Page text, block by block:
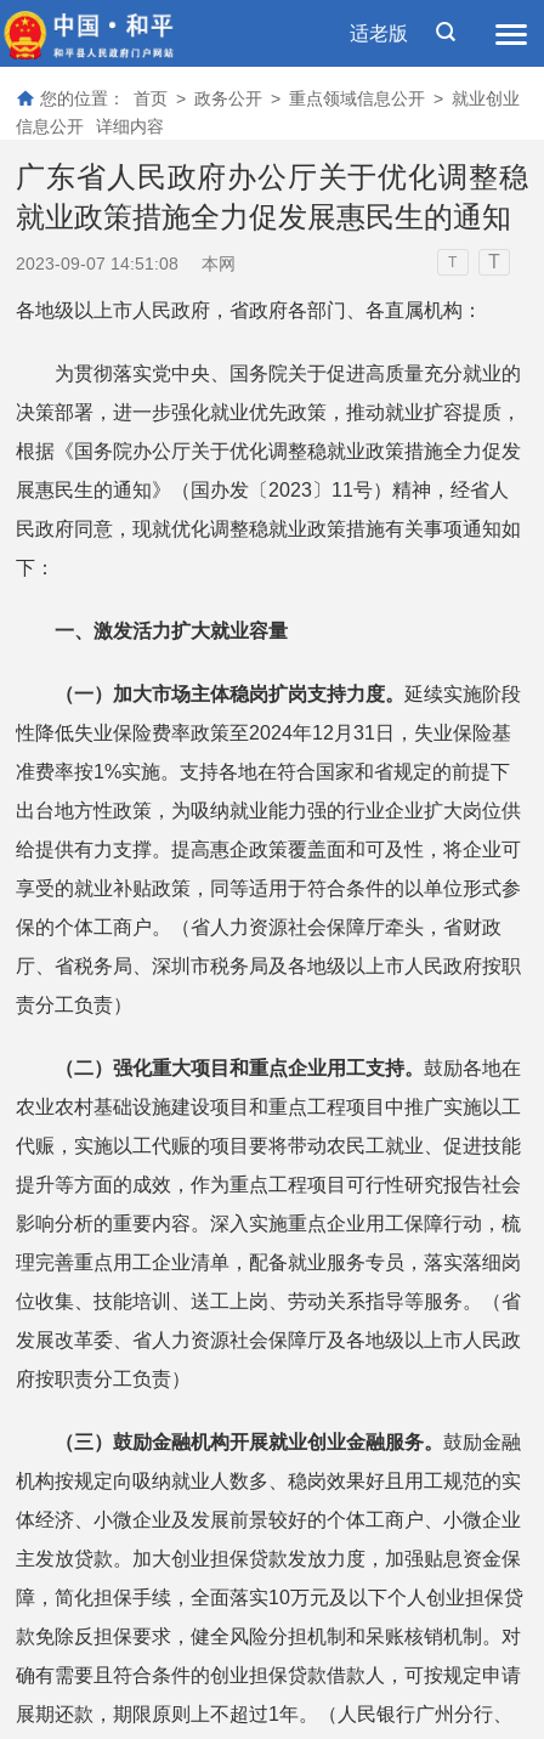
适老版
您的位置： 首页 > 政务公开 > 重点领域信息公开 > 就业创业
信息公开
详细内容
广东省人民政府办公厅关于优化调整稳
就业政策措施全力促发展惠民生的通知
2023-09-07 14:51:08 本网 T T
各地级以上市人民政府，省政府各部门、各直属机构：
为贯彻落实党中央、国务院关于促进高质量充分就业的
决策部署，进一步强化就业优先政策，推动就业扩容提质，
根据《国务院办公厅关于优化调整稳就业政策措施全力促发
展惠民生的通知》（国办发〔2023〕11号）精神，经省人
民政府同意，现就优化调整稳就业政策措施有关事项通知如
下：
一、激发活力扩大就业容量
（一）加大市场主体稳岗扩岗支持力度。延续实施阶段
性降低失业保险费率政策至2024年12月31日，失业保险基
准费率按1%实施。支持各地在符合国家和省规定的前提下
出台地方性政策，为吸纳就业能力强的行业企业扩大岗位供
给提供有力支撑。提高惠企政策覆盖面和可及性，将企业可
享受的就业补贴政策，同等适用于符合条件的以单位形式参
保的个体工商户。（省人力资源社会保障厅牵头，省财政
厅、省税务局、深圳市税务局及各地级以上市人民政府按职
责分工负责）
（二）强化重大项目和重点企业用工支持。鼓励各地在
农业农村基础设施建设项目和重点工程项目中推广实施以工
代赈，实施以工代赈的项目要将带动农民工就业、促进技能
提升等方面的成效，作为重点工程项目可行性研究报告社会
影响分析的重要内容。深入实施重点企业用工保障行动，梳
理完善重点用工企业清单，配备就业服务专员，落实落细岗
位收集、技能培训、送工上岗、劳动关系指导等服务。（省
发展改革委、省人力资源社会保障厅及各地级以上市人民政
府按职责分工负责）
（三）鼓励金融机构开展就业创业金融服务。鼓励金融
机构按规定向吸纳就业人数多、稳岗效果好且用工规范的实
体经济、小微企业及发展前景较好的个体工商户、小微企业
主发放贷款。加大创业担保贷款发放力度，加强贴息资金保
障，简化担保手续，全面落实10万元及以下个人创业担保贷
款免除反担保要求，健全风险分担机制和呆账核销机制。对
确有需要且符合条件的创业担保贷款借款人，可按规定申请
展期还款，期限原则上不超过1年。（人民银行广州分行、